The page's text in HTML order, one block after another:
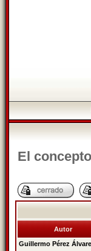
El
Autor
Guillermo Pérez